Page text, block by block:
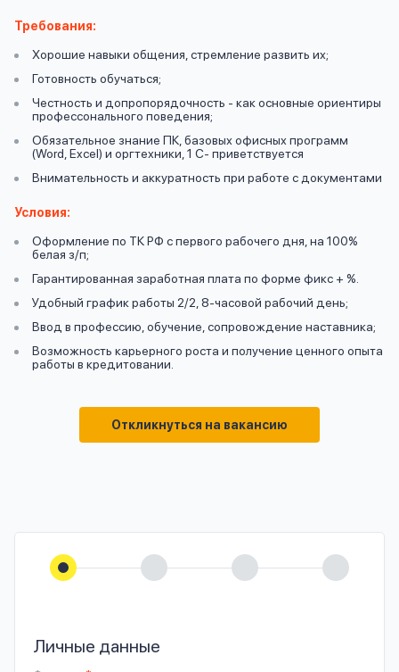
Требования:
Хорошие навыки общения, стремление развить их;
Готовность обучаться;
Честность и допропорядочность - как основные ориентиры
профессонального поведения;
Обязательное знание ПК, базовых офисных программ
(Word, Excel) и оргтехники, 1 С- приветствуется
Внимательность и аккуратность при работе с документами
Условия:
Оформление по ТК РФ с первого рабочего дня, на 100%
белая з/п;
Гарантированная заработная плата по форме фикс + %.
Удобный график работы 2/2, 8-часовой рабочий день;
Ввод в профессию, обучение, сопровождение наставника;
Возможность карьерного роста и получение ценного опыта
работы в кредитовании.
Откликнуться на вакансию
Личные данные
вопросы